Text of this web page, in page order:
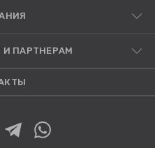
ПАРТНЕРАМ